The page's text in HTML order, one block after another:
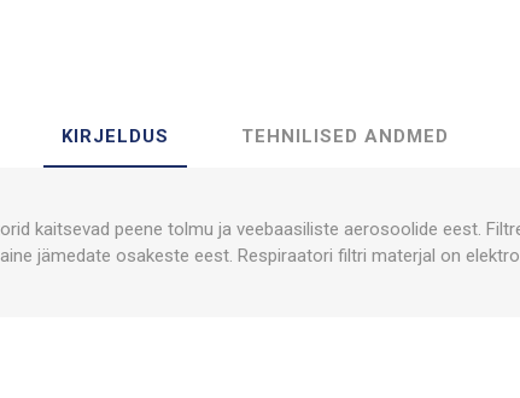
KIRJELDUS TEHNILISED ANDMED
kaitsevad peene tolmu ja veebaasiliste aerosoolide eest.
jämedate osakeste eest. Respiraatori filtri materjal on